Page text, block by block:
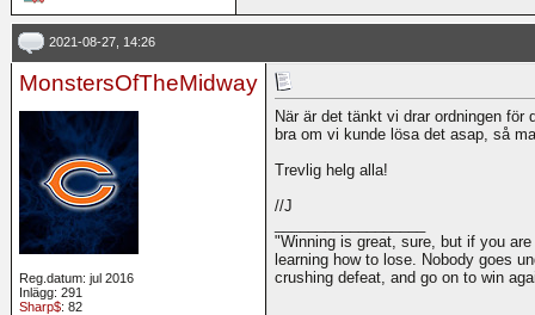
2021-08-27, 14:26
MonstersOfTheMidway
Reg.datum: jul 2016
Inlägg: 291
Sharp$: 82
När är det tänkt vi drar ordningen
bra om vi kunde lösa det asap, så
Trevlig helg alla!
//J
"Winning is great, sure, but if you
learning how to lose. Nobody goes
crushing defeat, and go on to win